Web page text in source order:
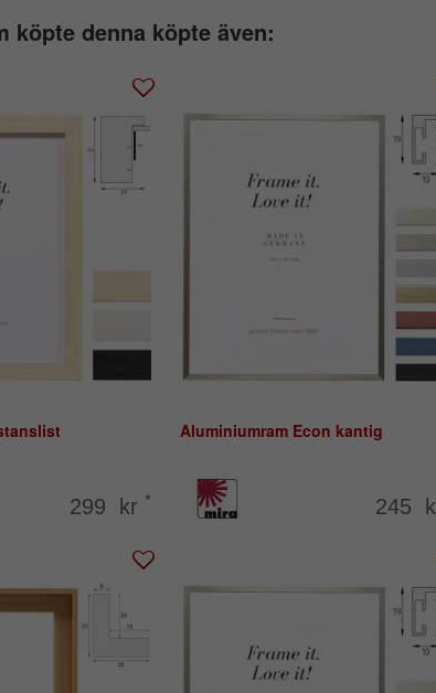
köpte denna köpte även:
299 kr *
Aluminiumram Econ kantig
245